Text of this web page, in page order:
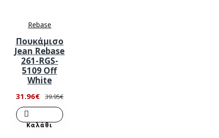
Rebase
Πουκάμισο
Jean Rebase
261-RGS-
5109 Off
White
31.96€ 39.95€
Καλάθι